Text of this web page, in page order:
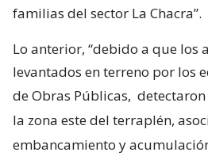
familias del sector La Chacra”.
Lo anterior, “debido a que los
levantados en terreno por los
de Obras Públicas,
la zona este del terraplén,
embancamiento y